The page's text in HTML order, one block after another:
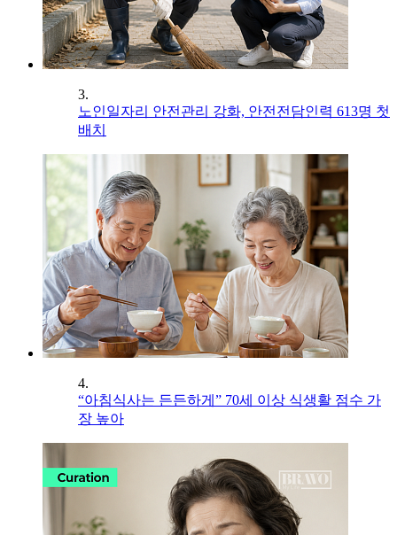
3.
노인일자리 안전관리 강화, 안전전담인력 613명 첫
배치
4.
“아침식사는 든든하게” 70세 이상 식생활 점수 가
장 높아